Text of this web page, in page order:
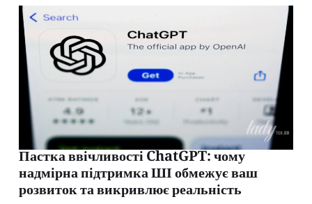
Пастка ввічливості ChatGPT: чому
надмірна підтримка ШІ обмежує ваш
розвиток та викривлює реальність